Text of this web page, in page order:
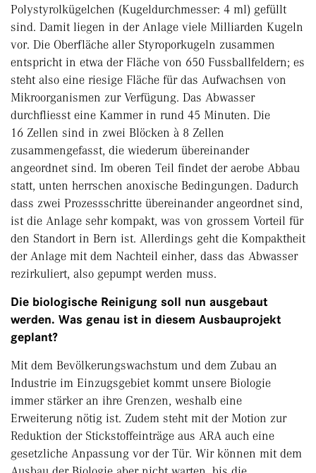
Polystyrolkügelchen (Kugeldurchmesser: 4 ml) gefüllt
sind. Damit liegen in der Anlage viele Milliarden Kugeln
vor. Die Oberfläche aller Styroporkugeln zusammen
entspricht in etwa der Fläche von 650 Fussballfeldern; es
steht also eine riesige Fläche für das Aufwachsen von
Mikroorganismen zur Verfügung. Das Abwasser
durchfliesst eine Kammer in rund 45 Minuten. Die
16 Zellen sind in zwei Blöcken à 8 Zellen
zusammengefasst, die wiederum übereinander
angeordnet sind. Im oberen Teil findet der aerobe Abbau
statt, unten herrschen anoxische Bedingungen. Dadurch
dass zwei Prozessschritte übereinander angeordnet sind,
ist die Anlage sehr kompakt, was von grossem Vorteil für
den Standort in Bern ist. Allerdings geht die Kompaktheit
der Anlage mit dem Nachteil einher, dass das Abwasser
rezirkuliert, also gepumpt werden muss.
Die biologische Reinigung soll nun ausgebaut
werden. Was genau ist in diesem Ausbauprojekt
geplant?
Mit dem Bevölkerungswachstum und dem Zubau an
Industrie im Einzugsgebiet kommt unsere Biologie
immer stärker an ihre Grenzen, weshalb eine
Erweiterung nötig ist. Zudem steht mit der Motion zur
Reduktion der Stickstoffeinträge aus ARA auch eine
gesetzliche Anpassung vor der Tür. Wir können mit dem